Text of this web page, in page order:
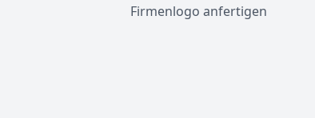
Firmenlogo anfertigen